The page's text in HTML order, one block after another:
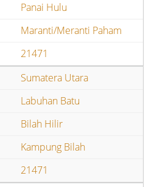
Panai Hulu
Maranti/Meranti Paham
21471
Sumatera Utara
Labuhan Batu
Bilah Hilir
Kampung Bilah
21471